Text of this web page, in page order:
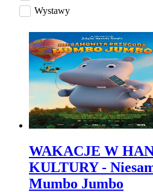
Wystawy
WAKACJE W
KULTURY -
Mumbo Jumbo